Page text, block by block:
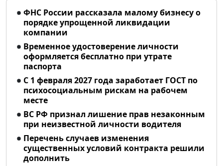
ФНС России рассказала малому бизнесу о
порядке упрощенной ликвидации
компании
Временное удостоверение личности
оформляется бесплатно при утрате
паспорта
С 1 февраля 2027 года заработает ГОСТ по
психосоциальным рискам на рабочем
месте
ВС РФ признал лишение прав незаконным
при неизвестной личности водителя
Перечень случаев изменения
существенных условий контракта решили
дополнить